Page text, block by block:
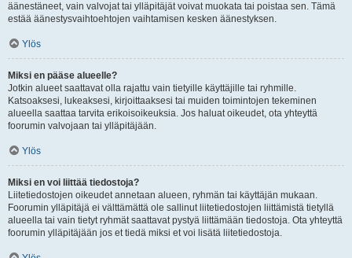
äänestäneet, vain valvojat tai ylläpitäjät voivat muokata tai poistaa sen. Tämä
estää äänestysvaihtoehtojen vaihtamisen kesken äänestyksen.
Ylös
Miksi en pääse alueelle?
Jotkin alueet saattavat olla rajattu vain tietyille käyttäjille tai ryhmille.
Katsoaksesi, lukeaksesi, kirjoittaaksesi tai muiden toimintojen tekeminen
alueella saattaa tarvita erikoisoikeuksia. Jos haluat oikeudet, ota yhteyttä
foorumin valvojaan tai ylläpitäjään.
Ylös
Miksi en voi liittää tiedostoja?
Liitetiedostojen oikeudet annetaan alueen, ryhmän tai käyttäjän mukaan.
Foorumin ylläpitäjä ei välttämättä ole sallinut liitetiedostojen liittämistä tietyllä
alueella tai vain tietyt ryhmät saattavat pystyä liittämään tiedostoja. Ota yhteyttä
foorumin ylläpitäjään jos et tiedä miksi et voi lisätä liitetiedostoja.